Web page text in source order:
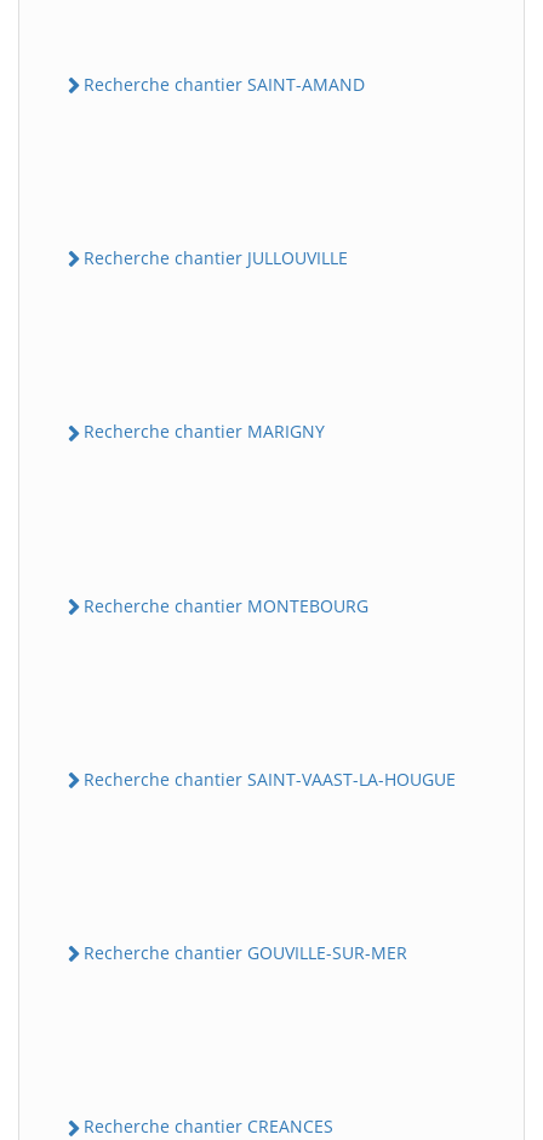
Recherche chantier SAINT-AMAND
Recherche chantier JULLOUVILLE
Recherche chantier MARIGNY
Recherche chantier MONTEBOURG
Recherche chantier SAINT-VAAST-LA-HOUGUE
Recherche chantier GOUVILLE-SUR-MER
Recherche chantier CREANCES